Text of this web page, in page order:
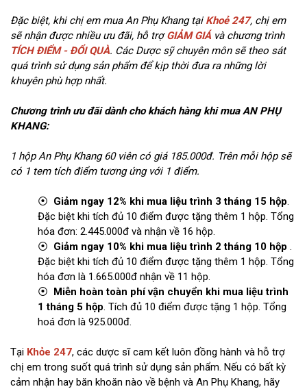
Đặc biệt, khi chị em mua An Phụ Khang tạiKhoẻ 247, chị em
sẽ nhận được nhiều ưu đãi, hỗ trợGIẢM GIÁ và chương trình
TÍCH ĐIỂM - ĐỔI QUÀ. Các Dược sỹ chuyên môn sẽ theo sát
quá trình sử dụng sản phẩm để kịp thời đưa ra những lời
khuyên phù hợp nhất.
Chương trình ưu đãi dành cho khách hàng khi mua AN PHỤ
KHANG:
1 hộp An Phụ Khang 60 viên có giá 185.000đ. Trên mỗi hộp sẽ
có 1 tem tích điểm tương ứng với 1 điểm.
⦿ Giảm ngay 12% khi mua liệu trình 3 tháng 15 hộp.
Đặc biệt khi tích đủ 10 điểm được tặng thêm 1 hộp. Tổng
hóa đơn: 2.445.000đ và nhận về 16 hộp.
⦿ Giảm ngay 10% khi mua liệu trình 2 tháng 10 hộp .
Đặc biệt khi tích đủ 10 điểm được tặng thêm 1 hộp. Tổng
hóa đơn là 1.665.000đ nhận về 11 hộp.
⦿ Miễn hoàn toàn phí vận chuyển khi mua liệu trình
1 tháng 5 hộp. Tích đủ 10 điểm được tặng 1 hộp. Tổng
hoá đơn là 925.000đ.
Tại Khỏe 247, các dược sĩ cam kết luôn đồng hành và hỗ trợ
chị em trong suốt quá trình sử dụng sản phẩm. Nếu có bất kỳ
cảm nhận hay băn khoăn nào về bệnh và An Phụ Khang, hãy